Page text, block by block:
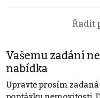
Řadit
Vašemu zadání
nabídka
Upravte prosím